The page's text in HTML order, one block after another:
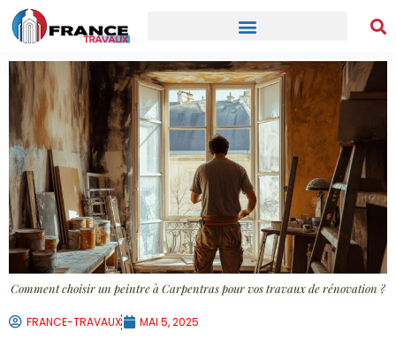
Comment choisir un peintre à Carpentras pour vos travaux de rénovation ?
FRANCE-TRAVAUX MAI 5, 2025